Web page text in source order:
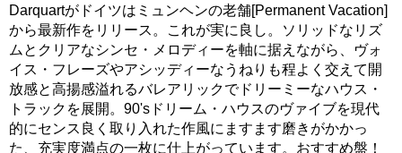
Darquartがドイツはミュンヘンの老舗[Permanent Vacation]
から最新作をリリース。これが実に良し。ソリッドなリズ
ムとクリアなシンセ・メロディーを軸に据えながら、ヴォ
イス・フレーズやアシッディーなうねりも程よく交えて開
放感と高揚感溢れるバレアリックでドリーミーなハウス・
トラックを展開。90'sドリーム・ハウスのヴァイブを現代
的にセンス良く取り入れた作風にますます磨きがかかっ
た、充実度満点の一枚に仕上がっています。おすすめ盤！